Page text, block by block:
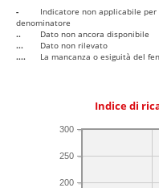
-
Indicatore non applicabile
denominatore
..
Dato non ancora disponibile
...
Dato non rilevato
....
La mancanza o esiguità del
Indice di
200
250
300